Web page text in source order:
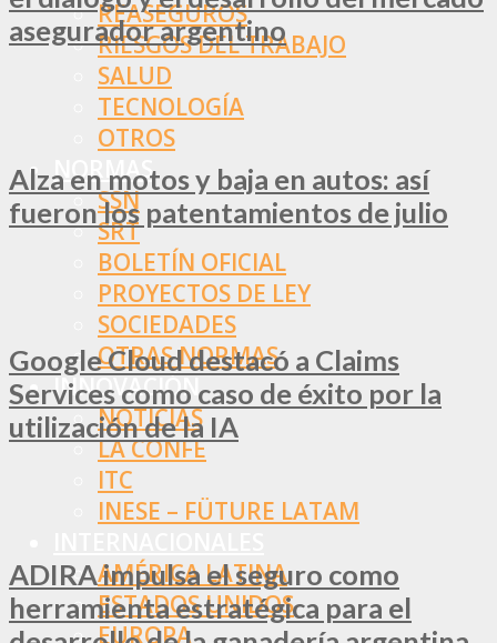
REASEGUROS
RIESGOS DEL TRABAJO
SALUD
TECNOLOGÍA
OTROS
NORMAS
SSN
SRT
BOLETÍN OFICIAL
PROYECTOS DE LEY
SOCIEDADES
OTRAS NORMAS
INNOVACIÓN
NOTICIAS
LA CONFE
ITC
INESE – FÜTURE LATAM
AMÉRICA LATINA
ESTADOS UNIDOS
EUROPA
asegurador argentino
Alza en motos y baja en autos: así
fueron los patentamientos de julio
Google Cloud destacó a Claims
Services como caso de éxito por la
utilización de la IA
ADIRA impulsa el seguro como
herramienta estratégica para el